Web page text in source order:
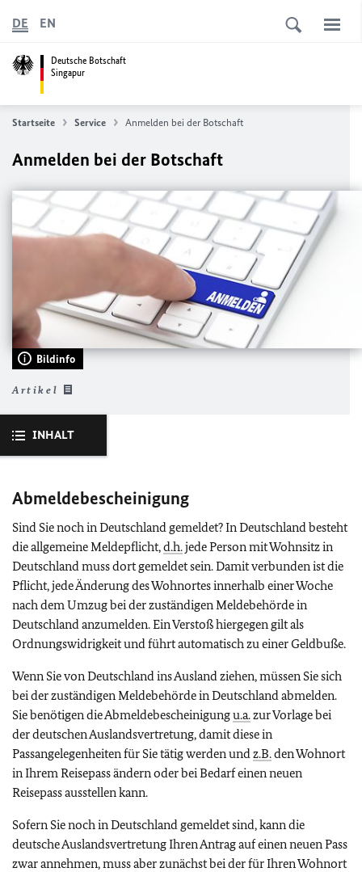
Deutsche Botschaft
Singapur
DE EN
Startseite Service Anmelden bei der Botschaft
Anmelden bei der Botschaft
Bildinfo
Artikel
INHALT
Abmeldebescheinigung
Sind Sie noch in Deutschland gemeldet? In Deutschland besteht
die allgemeine Meldepflicht,d.h.jede Person mit Wohnsitz in
Deutschland muss dort gemeldet sein. Damit verbunden ist die
Pflicht, jede Änderung des Wohnortes innerhalb einer Woche
nach dem Umzug bei der zuständigen Meldebehörde in
Deutschland anzumelden. Ein Verstoß hiergegen gilt als
Ordnungswidrigkeit und führt automatisch zu einer Geldbuße.
Wenn Sie von Deutschland ins Ausland ziehen, müssen Sie sich
bei der zuständigen Meldebehörde in Deutschland abmelden.
Sie benötigen die Abmeldebescheinigungu.a.zur Vorlage bei
der deutschen Auslandsvertretung, damit diese in
Passangelegenheiten für Sie tätig werden und z.B.den Wohnort
in Ihrem Reisepass ändern oder bei Bedarf einen neuen
Reisepass ausstellen kann.
Sofern Sie noch in Deutschland gemeldet sind, kann die
deutsche Auslandsvertretung Ihren Antrag auf einen neuen Pass
zwar annehmen, muss aber zunächst bei der für Ihren Wohnort